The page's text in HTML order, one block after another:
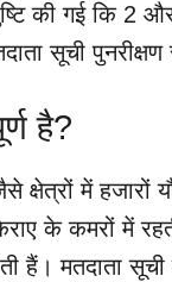
की गई कि 2 और
सूची
है?
क्षेत्रों में हजारों
के कमरों में
हैं। मतदाता